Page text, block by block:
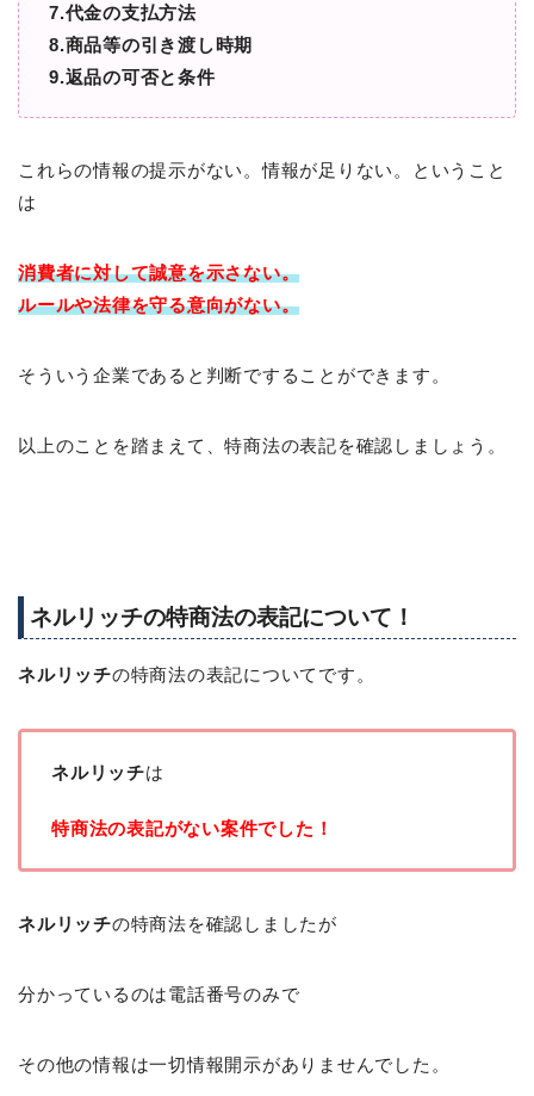
7.代金の支払方法
8.商品等の引き渡し時期
9.返品の可否と条件
これらの情報の提示がない。情報が足りない。ということ
は
消費者に対して誠意を示さない。
ルールや法律を守る意向がない。
そういう企業であると判断ですることができます。
以上のことを踏まえて、特商法の表記を確認しましょう。
ネルリッチの特商法の表記について！
ネルリッチの特商法の表記についてです。
ネルリッチは
特商法の表記がない案件でした！
ネルリッチの特商法を確認しましたが
分かっているのは電話番号のみで
その他の情報は一切情報開示がありませんでした。